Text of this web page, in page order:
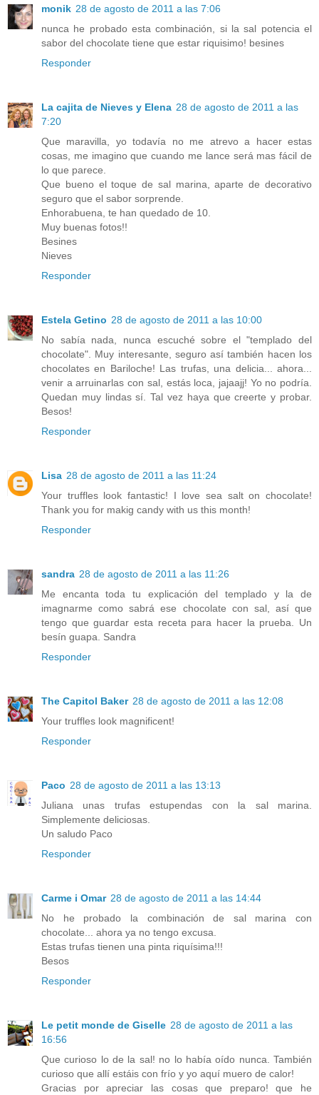
monik 28 de agosto de 2011 a las 7:06
nunca he probado esta combinación, si la sal potencia el
sabor del chocolate tiene que estar riquisimo! besines
Responder
La cajita de Nieves y Elena 28 de agosto de 2011 a las
7:20
Que maravilla, yo todavía no me atrevo a hacer estas
cosas, me imagino que cuando me lance será mas fácil de
lo que parece.
Que bueno el toque de sal marina, aparte de decorativo
seguro que el sabor sorprende.
Enhorabuena, te han quedado de 10.
Muy buenas fotos!!
Besines
Nieves
Responder
Estela Getino 28 de agosto de 2011 a las 10:00
No sabía nada, nunca escuché sobre el "templado del
chocolate". Muy interesante, seguro así también hacen los
chocolates en Bariloche! Las trufas, una delicia... ahora...
venir a arruinarlas con sal, estás loca, jajaajj! Yo no podría.
Quedan muy lindas sí. Tal vez haya que creerte y probar.
Besos!
Responder
Lisa 28 de agosto de 2011 a las 11:24
Your truffles look fantastic! I love sea salt on chocolate!
Thank you for makig candy with us this month!
Responder
sandra 28 de agosto de 2011 a las 11:26
Me encanta toda tu explicación del templado y la de
imagnarme como sabrá ese chocolate con sal, así que
tengo que guardar esta receta para hacer la prueba. Un
besín guapa. Sandra
Responder
The Capitol Baker 28 de agosto de 2011 a las 12:08
Your truffles look magnificent!
Responder
Paco 28 de agosto de 2011 a las 13:13
Juliana unas trufas estupendas con la sal marina.
Simplemente deliciosas.
Un saludo Paco
Responder
Carme i Omar 28 de agosto de 2011 a las 14:44
No he probado la combinación de sal marina con
chocolate... ahora ya no tengo excusa.
Estas trufas tienen una pinta riquísima!!!
Besos
Responder
Le petit monde de Giselle 28 de agosto de 2011 a las
16:56
Que curioso lo de la sal! no lo había oído nunca. También
curioso que allí estáis con frío y yo aquí muero de calor!
Gracias por apreciar las cosas que preparo! que he